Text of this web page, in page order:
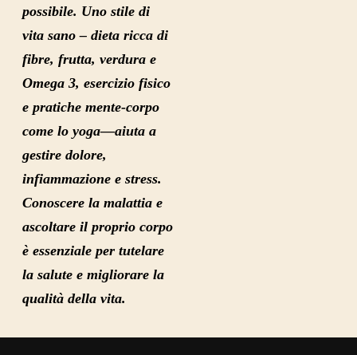
possibile. Uno stile di
vita sano– dieta ricca di
fibre, frutta, verdura e
Omega 3, esercizio fisico
e pratiche mente-corpo
come lo yoga—aiuta a
gestire dolore,
infiammazione e stress.
Conoscere la malattia e
ascoltare il proprio corpo
è essenziale per tutelare
la salute e migliorare la
qualità della vita.